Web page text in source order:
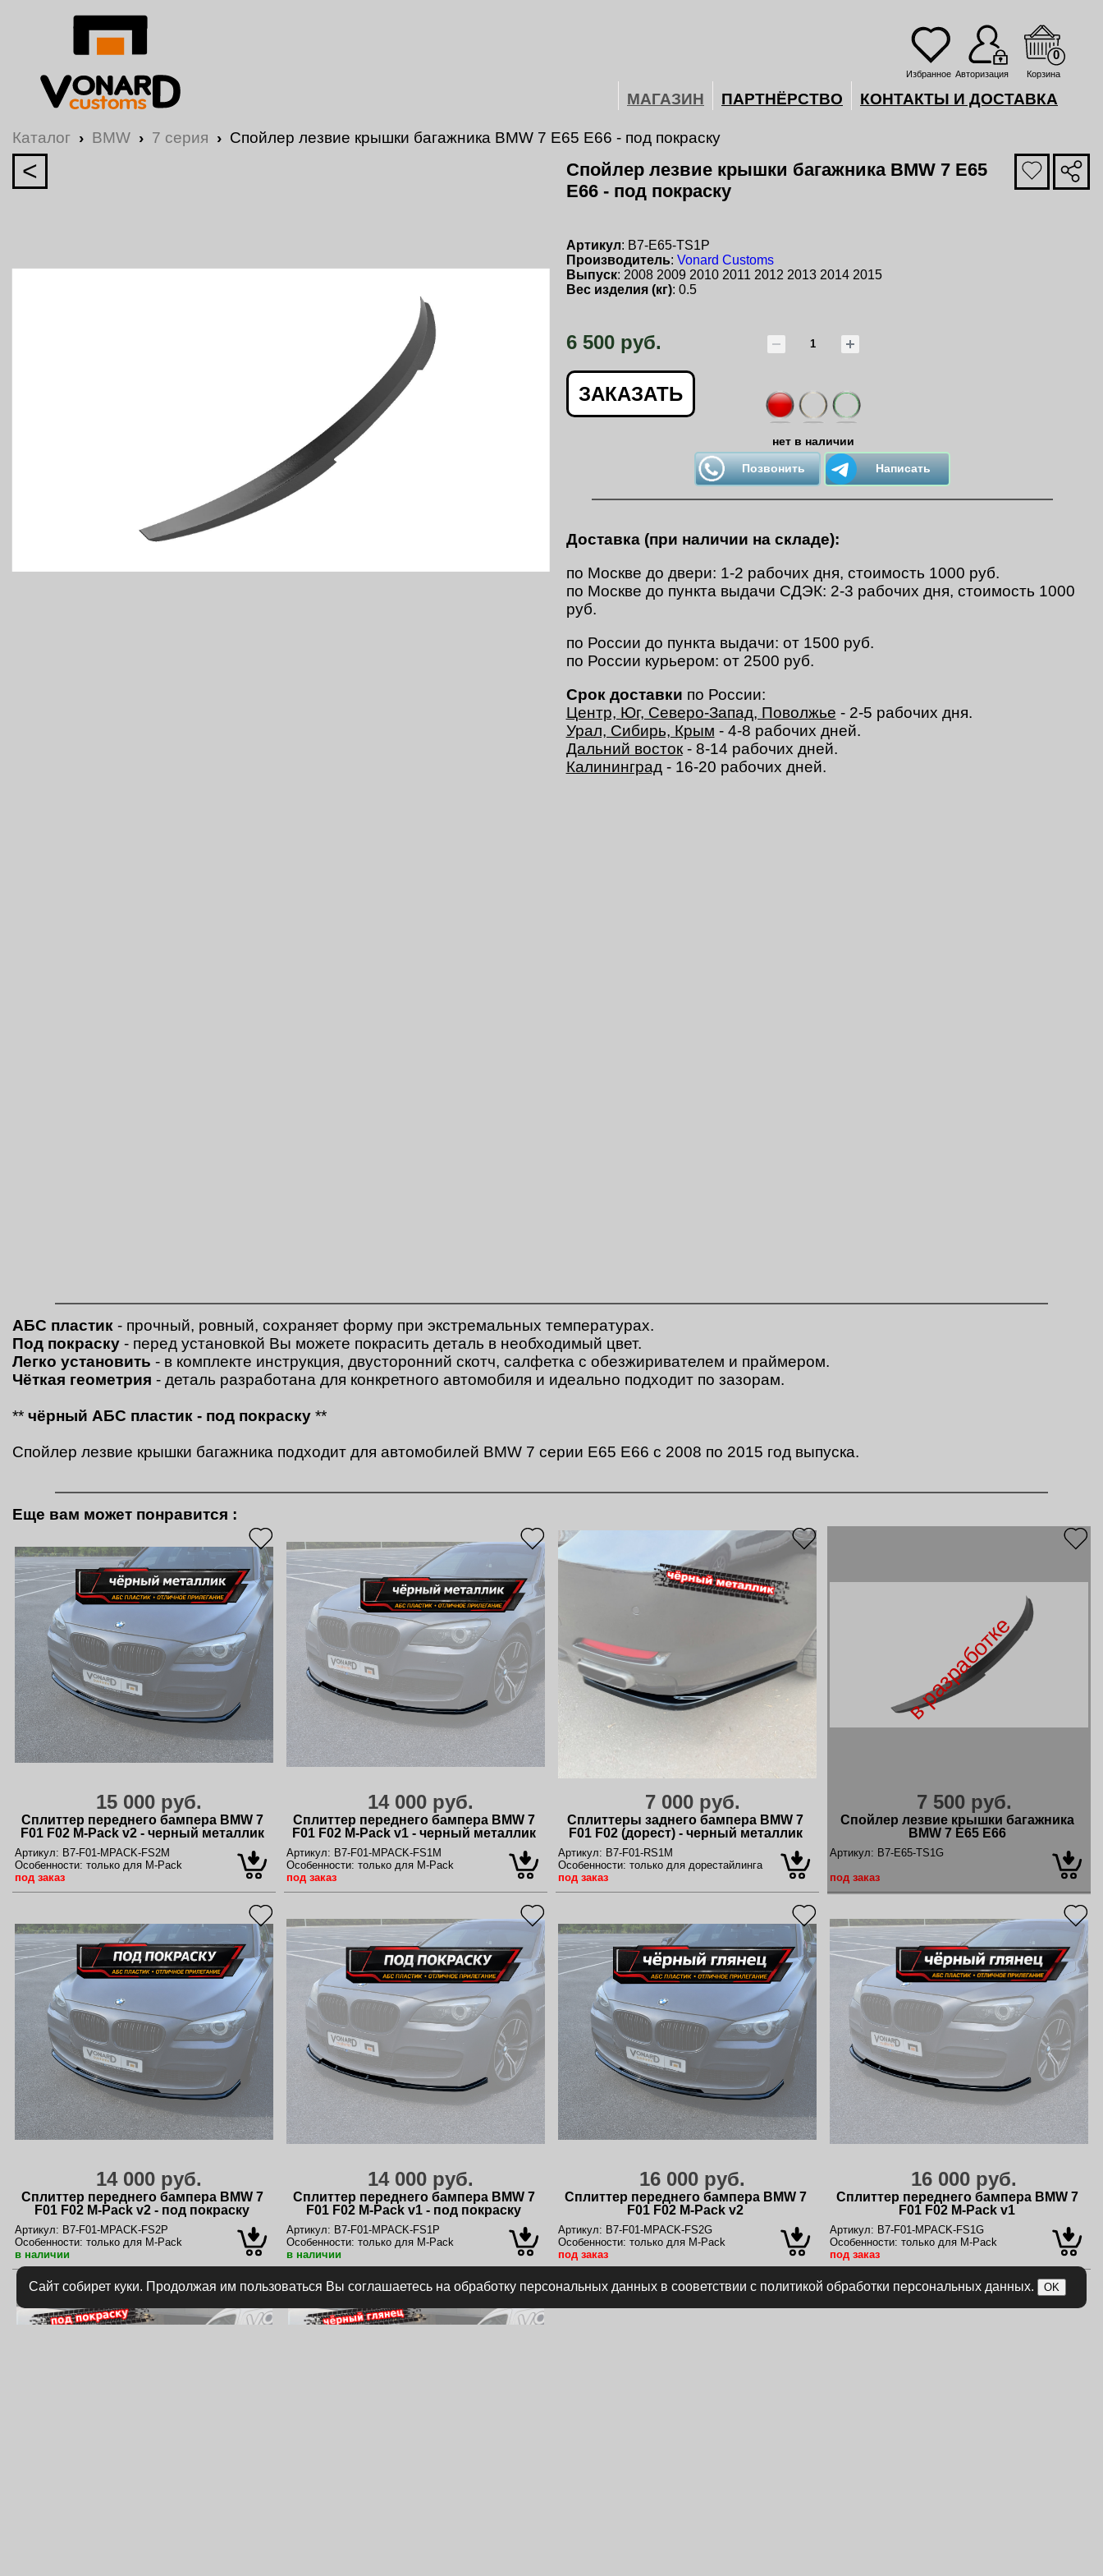
Избранное Авторизация Корзина
0
МАГАЗИН ПАРТНЁРСТВО КОНТАКТЫ И ДОСТАВКА
Каталог › BMW › 7 серия › Спойлер лезвие крышки багажника BMW 7 E65 E66 - под покраску
<
Спойлер лезвие крышки багажника BMW 7 E65
E66 - под покраску
Артикул: B7-E65-TS1P
Производитель: Vonard Customs
Выпуск: 2008 2009 2010 2011 2012 2013 2014 2015
Вес изделия (кг): 0.5
6 500 руб.
ЗАКАЗАТЬ
нет в наличии
Позвонить Написать
Доставка (при наличии на складе):
по Москве до двери: 1-2 рабочих дня, стоимость 1000 руб.
по Москве до пункта выдачи СДЭК: 2-3 рабочих дня, стоимость 1000
руб.
по России до пункта выдачи: от 1500 руб.
по России курьером: от 2500 руб.
Срок доставки по России:
Центр, Юг, Северо-Запад, Поволжье - 2-5 рабочих дня.
Урал, Сибирь, Крым - 4-8 рабочих дней.
Дальний восток- 8-14 рабочих дней.
Калининград- 16-20 рабочих дней.
АБС пластик - прочный, ровный, сохраняет форму при экстремальных температурах.
Под покраску - перед установкой Вы можете покрасить деталь в необходимый цвет.
Легко установить - в комплекте инструкция, двусторонний скотч, салфетка с обезжиривателем и праймером.
Чёткая геометрия - деталь разработана для конкретного автомобиля и идеально подходит по зазорам.
** чёрный АБС пластик - под покраску **
Спойлер лезвие крышки багажника подходит для автомобилей BMW 7 серии E65 E66 с 2008 по 2015 год выпуска.
Еще вам может понравится :
15 000 руб.
Сплиттер переднего бампера BMW 7
F01 F02 M-Pack v2 - черный металлик
Артикул: B7-F01-MPACK-FS2M
Особенности: только для M-Pack
под заказ
14 000 руб.
Сплиттер переднего бампера BMW 7
F01 F02 M-Pack v1 - черный металлик
Артикул: B7-F01-MPACK-FS1M
Особенности: только для M-Pack
под заказ
7 000 руб.
Сплиттеры заднего бампера BMW 7
F01 F02 (дорест) - черный металлик
Артикул: B7-F01-RS1M
Особенности: только для дорестайлинга
под заказ
в разработке
7 500 руб.
Спойлер лезвие крышки багажника
BMW 7 E65 E66
Артикул: B7-E65-TS1G
под заказ
14 000 руб.
Сплиттер переднего бампера BMW 7
F01 F02 M-Pack v2 - под покраску
Артикул: B7-F01-MPACK-FS2P
Особенности: только для M-Pack
в наличии
14 000 руб.
Сплиттер переднего бампера BMW 7
F01 F02 M-Pack v1 - под покраску
Артикул: B7-F01-MPACK-FS1P
Особенности: только для M-Pack
в наличии
16 000 руб.
Сплиттер переднего бампера BMW 7
F01 F02 M-Pack v2
Артикул: B7-F01-MPACK-FS2G
Особенности: только для M-Pack
под заказ
16 000 руб.
Сплиттер переднего бампера BMW 7
F01 F02 M-Pack v1
Артикул: B7-F01-MPACK-FS1G
Особенности: только для M-Pack
под заказ
Сайт собирет куки. Продолжая им пользоваться Вы соглашаетесь на обработку персональных данных в сооветствии с политикой обработки персональных данных. OK